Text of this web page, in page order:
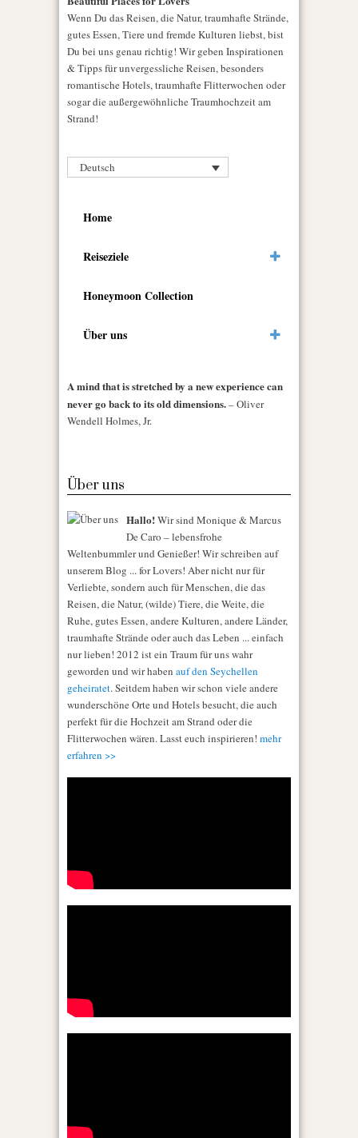
Wenn Du das Reisen, die Natur, traumhafte Strände,
gutes Essen, Tiere und fremde Kulturen liebst, bist
Du bei uns genau richtig! Wir geben Inspirationen
& Tipps für unvergessliche Reisen, besonders
romantische Hotels, traumhafte Flitterwochen oder
sogar die außergewöhnliche Traumhochzeit am
Strand!
Deutsch
Home
Reiseziele
Honeymoon Collection
Über uns
A mind that is stretched by a new experience can
never go back to its old dimensions.– Oliver
Wendell Holmes, Jr.
Über uns
Hallo!Wir sind Monique & Marcus
De Caro – lebensfrohe
Weltenbummler und Genießer! Wir schreiben auf
unserem Blog ... for Lovers! Aber nicht nur für
Verliebte, sondern auch für Menschen, die das
Reisen, die Natur, (wilde) Tiere, die Weite, die
Ruhe, gutes Essen, andere Kulturen, andere Länder,
traumhafte Strände oder auch das Leben ... einfach
nur lieben! 2012 ist ein Traum für uns wahr
geworden und wir haben auf den Seychellen
geheiratet. Seitdem haben wir schon viele andere
wunderschöne Orte und Hotels besucht, die auch
perfekt für die Hochzeit am Strand oder die
Flitterwochen wären. Lasst euch inspirieren! mehr
erfahren >>